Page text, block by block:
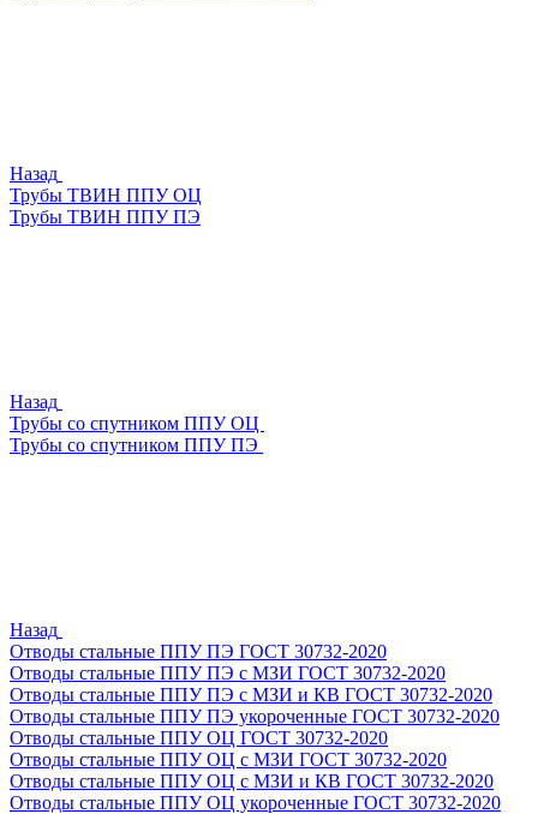
Назад
Трубы ТВИН ППУ ОЦ
Трубы ТВИН ППУ ПЭ
Назад
Трубы со спутником ППУ ОЦ
Трубы со спутником ППУ ПЭ
Назад
Отводы стальные ППУ ПЭ ГОСТ 30732-2020
Отводы стальные ППУ ПЭ с МЗИ ГОСТ 30732-2020
Отводы стальные ППУ ПЭ с МЗИ и КВ ГОСТ 30732-2020
Отводы стальные ППУ ПЭ укороченные ГОСТ 30732-2020
Отводы стальные ППУ ОЦ ГОСТ 30732-2020
Отводы стальные ППУ ОЦ с МЗИ ГОСТ 30732-2020
Отводы стальные ППУ ОЦ с МЗИ и КВ ГОСТ 30732-2020
Отводы стальные ППУ ОЦ укороченные ГОСТ 30732-2020